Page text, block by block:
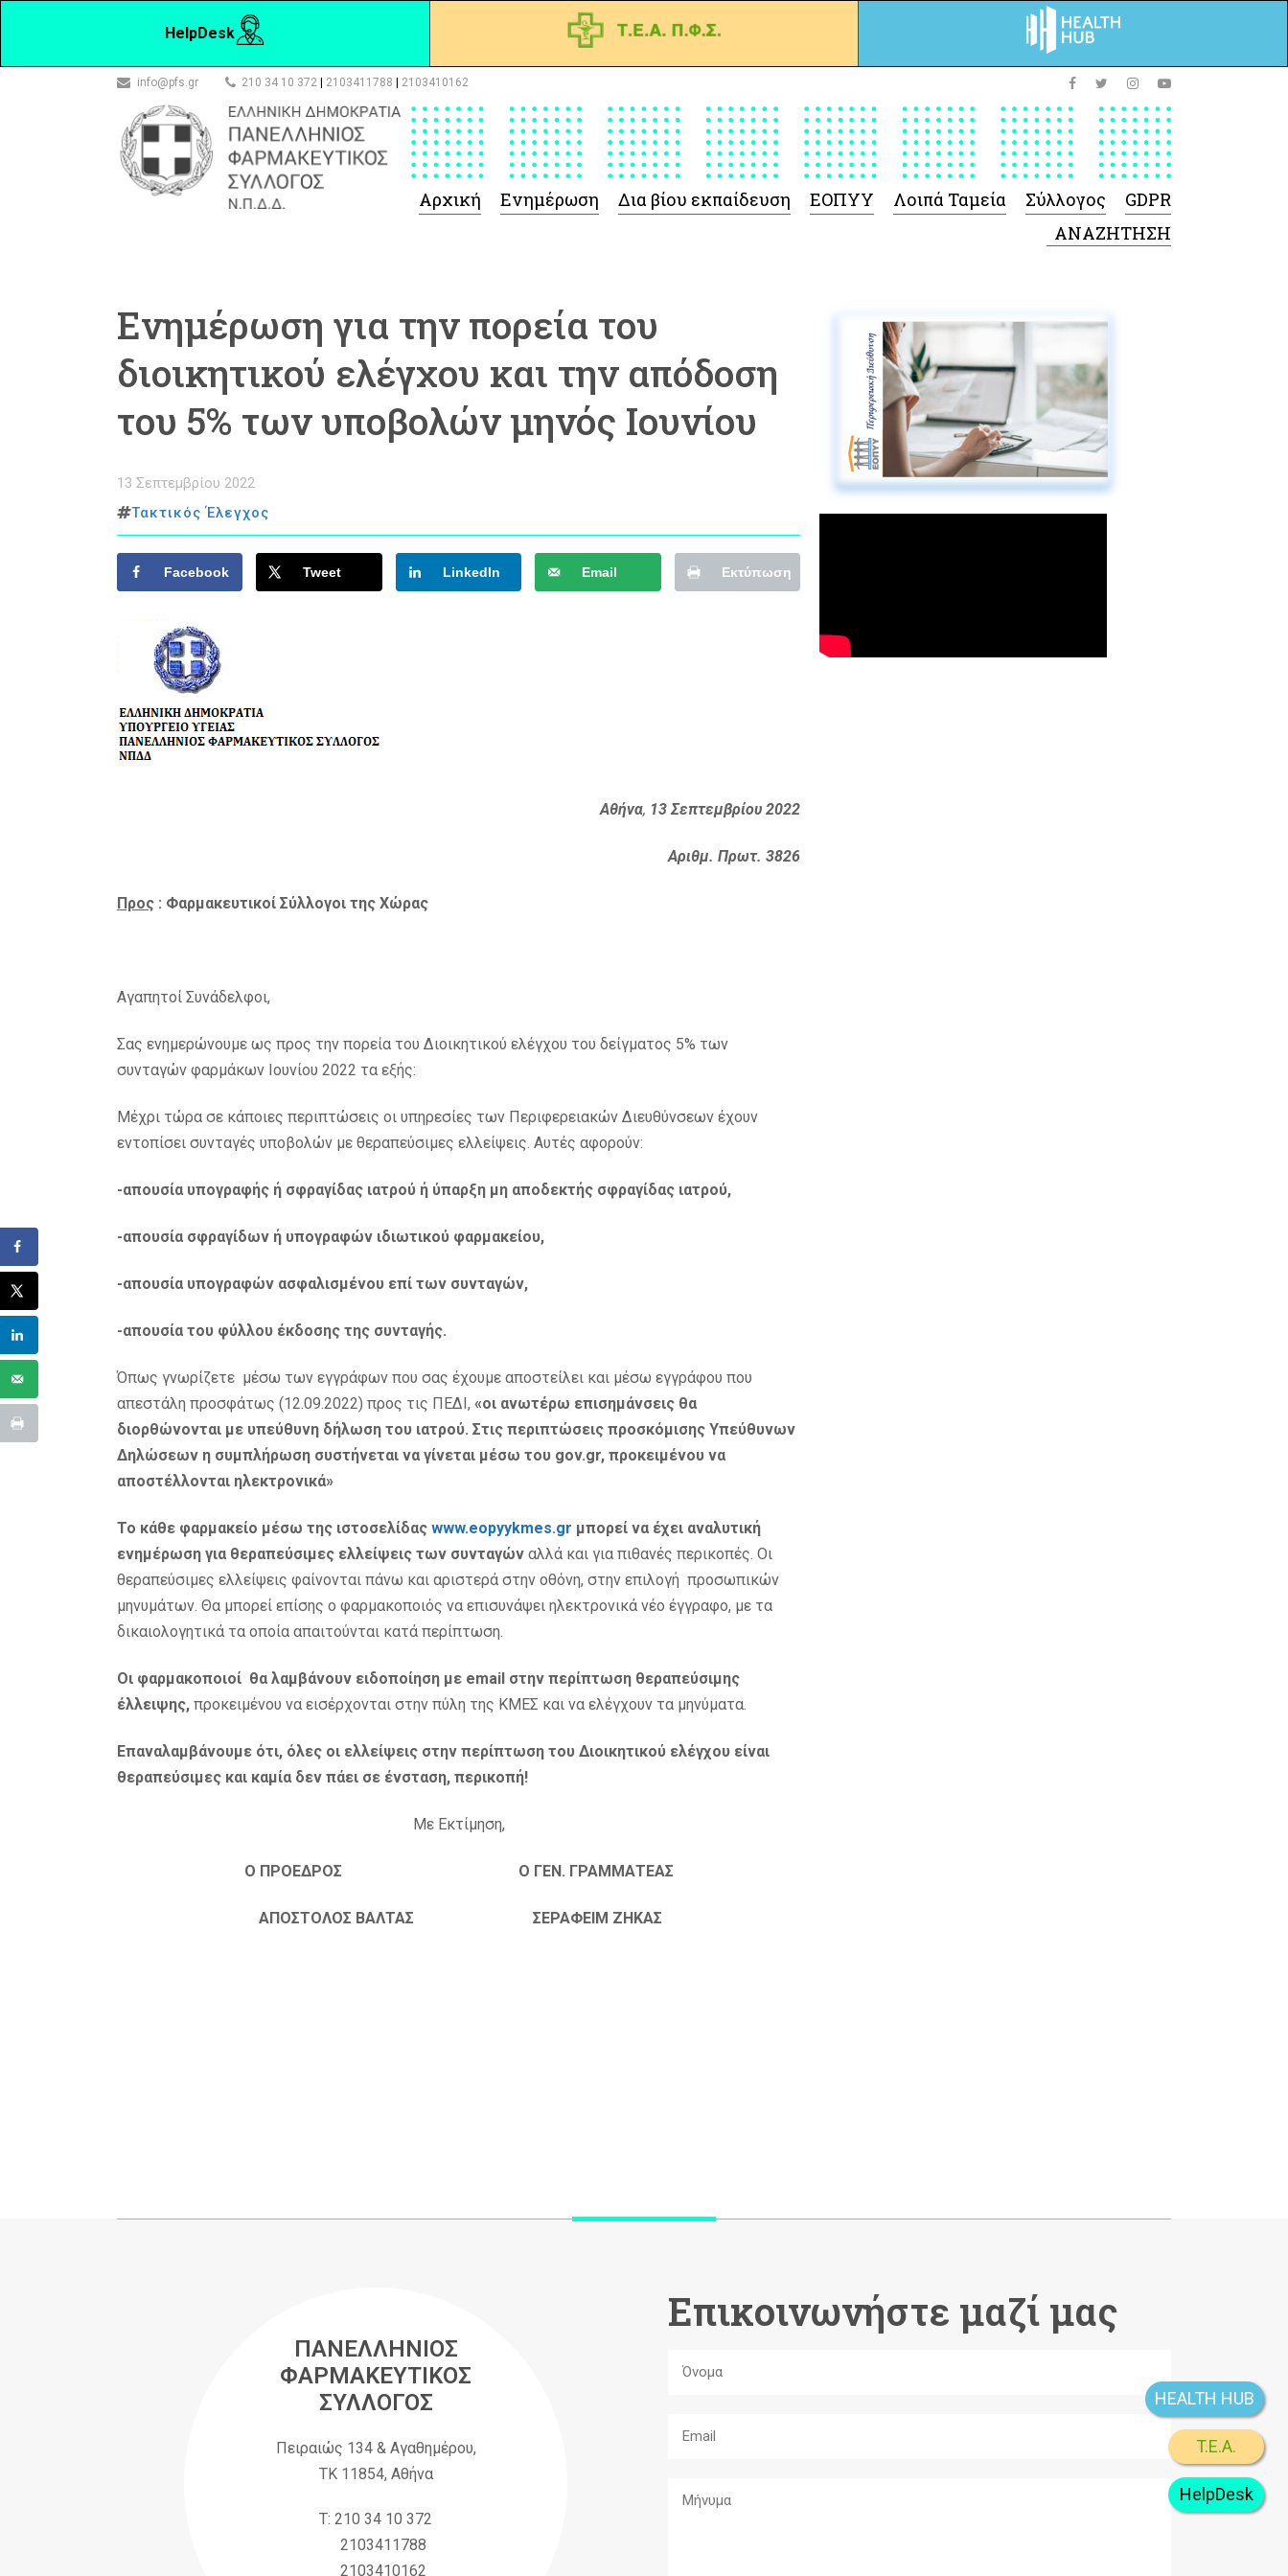
HelpDesk
info@pfs.gr 210 34 10 372 2103411788 2103410162
Αρχική Ενημέρωση Δια βίου εκπαίδευση ΕΟΠΥΥ
 Ιατροτεχνολογικών
Προϊόντων
-Γενικές πληροφορίες
Σύμβαση Ακουστικών/
Ορθοπεδικά/ Αναπνευστικές
συσκευές
-Σύμβαση Σκευασμάτων Ειδικής
Διατροφής
-Σύμβαση Υγειονομικού Υλικού
Λοιπά Ταμεία Σύλλογος GDPR
Ενημέρωση για την πορεία του
διοικητικού ελέγχου και την απόδοση
του 5% των υποβολών μηνός Ιουνίου
13 Σεπτεμβρίου 2022
Τακτικός Έλεγχος
Facebook Tweet LinkedIn Email Εκτύπωση
Αθήνα, 13 Σεπτεμβρίου 2022
Αριθμ. Πρωτ. 3826
Προς : Φαρμακευτικοί Σύλλογοι της Χώρας
Αγαπητοί Συνάδελφοι,
Σας ενημερώνουμε ως προς την πορεία του Διοικητικού ελέγχου του δείγματος 5% των
συνταγών φαρμάκων Ιουνίου 2022 τα εξής:
Μέχρι τώρα σε κάποιες περιπτώσεις οι υπηρεσίες των Περιφερειακών Διευθύνσεων έχουν
εντοπίσει συνταγές υποβολών με θεραπεύσιμες ελλείψεις. Αυτές αφορούν:
-απουσία υπογραφής ή σφραγίδας ιατρού ή ύπαρξη μη αποδεκτής σφραγίδας ιατρού,
-απουσία σφραγίδων ή υπογραφών ιδιωτικού φαρμακείου,
-απουσία υπογραφών ασφαλισμένου επί των συνταγών,
-απουσία του φύλλου έκδοσης της συνταγής.
Όπως γνωρίζετε μέσω των εγγράφων που σας έχουμε αποστείλει και μέσω εγγράφου που
απεστάλη προσφάτως (12.09.2022) προς τις ΠΕΔΙ, «οι ανωτέρω επισημάνσεις θα
διορθώνονται με υπεύθυνη δήλωση του ιατρού. Στις περιπτώσεις προσκόμισης Υπεύθυνων
Δηλώσεων η συμπλήρωση συστήνεται να γίνεται μέσω του gov.gr, προκειμένου να
αποστέλλονται ηλεκτρονικά»
Το κάθε φαρμακείο μέσω της ιστοσελίδας www.eopyykmes.gr μπορεί να έχει αναλυτική
ενημέρωση για θεραπεύσιμες ελλείψεις των συνταγών αλλά και για πιθανές περικοπές. Οι
θεραπεύσιμες ελλείψεις φαίνονται πάνω και αριστερά στην οθόνη, στην επιλογή προσωπικών
μηνυμάτων. Θα μπορεί επίσης ο φαρμακοποιός να επισυνάψει ηλεκτρονικά νέο έγγραφο, με τα
δικαιολογητικά τα οποία απαιτούνται κατά περίπτωση.
Οι φαρμακοποιοί θα λαμβάνουν ειδοποίηση με email στην περίπτωση θεραπεύσιμης
έλλειψης, προκειμένου να εισέρχονται στην πύλη της ΚΜΕΣ και να ελέγχουν τα μηνύματα.
Επαναλαμβάνουμε ότι, όλες οι ελλείψεις στην περίπτωση του Διοικητικού ελέγχου είναι
θεραπεύσιμες και καμία δεν πάει σε ένσταση, περικοπή!
Με Εκτίμηση,
Ο ΠΡΟΕΔΡΟΣ Ο ΓΕΝ. ΓΡΑΜΜΑΤΕΑΣ
ΑΠΟΣΤΟΛΟΣ ΒΑΛΤΑΣ ΣΕΡΑΦΕΙΜ ΖΗΚΑΣ
ΠΑΝΕΛΛΗΝΙΟΣ
ΦΑΡΜΑΚΕΥΤΙΚΟΣ
ΣΥΛΛΟΓΟΣ
Πειραιώς 134 & Αγαθημέρου,
ΤΚ 11854, Αθήνα
Τ: 210 34 10 372
2103411788
2103410162
Επικοινωνήστε μαζί μας
HelpDesk
T.E.A.
HEALTH HUB